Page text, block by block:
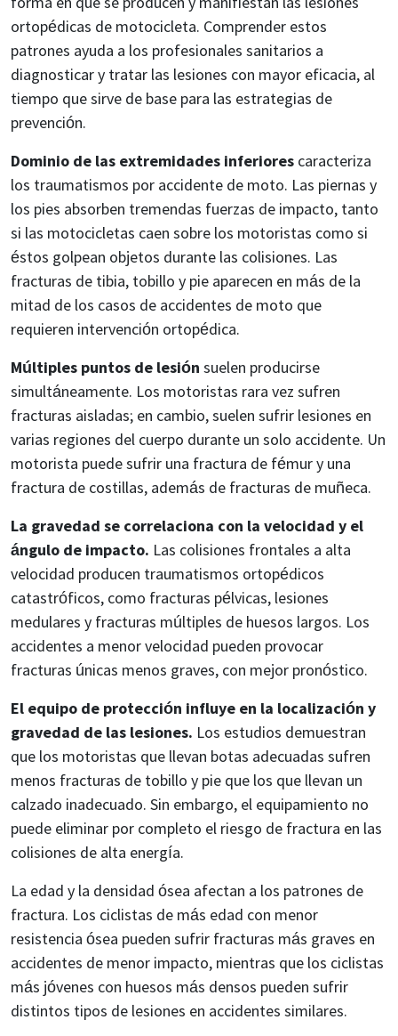
ortopédicas de motocicleta. Comprender estos
patrones ayuda a los profesionales sanitarios a
diagnosticar y tratar las lesiones con mayor eficacia, al
tiempo que sirve de base para las estrategias de
prevención.
Dominio de las extremidades inferiores caracteriza
los traumatismos por accidente de moto. Las piernas y
los pies absorben tremendas fuerzas de impacto, tanto
si las motocicletas caen sobre los motoristas como si
éstos golpean objetos durante las colisiones. Las
fracturas de tibia, tobillo y pie aparecen en más de la
mitad de los casos de accidentes de moto que
requieren intervención ortopédica.
Múltiples puntos de lesión suelen producirse
simultáneamente. Los motoristas rara vez sufren
fracturas aisladas; en cambio, suelen sufrir lesiones en
varias regiones del cuerpo durante un solo accidente. Un
motorista puede sufrir una fractura de fémur y una
fractura de costillas, además de fracturas de muñeca.
La gravedad se correlaciona con la velocidad y el
ángulo de impacto. Las colisiones frontales a alta
velocidad producen traumatismos ortopédicos
catastróficos, como fracturas pélvicas, lesiones
medulares y fracturas múltiples de huesos largos. Los
accidentes a menor velocidad pueden provocar
fracturas únicas menos graves, con mejor pronóstico.
El equipo de protección influye en la localización y
gravedad de las lesiones. Los estudios demuestran
que los motoristas que llevan botas adecuadas sufren
menos fracturas de tobillo y pie que los que llevan un
calzado inadecuado. Sin embargo, el equipamiento no
puede eliminar por completo el riesgo de fractura en las
colisiones de alta energía.
La edad y la densidad ósea afectan a los patrones de
fractura. Los ciclistas de más edad con menor
resistencia ósea pueden sufrir fracturas más graves en
accidentes de menor impacto, mientras que los ciclistas
más jóvenes con huesos más densos pueden sufrir
distintos tipos de lesiones en accidentes similares.